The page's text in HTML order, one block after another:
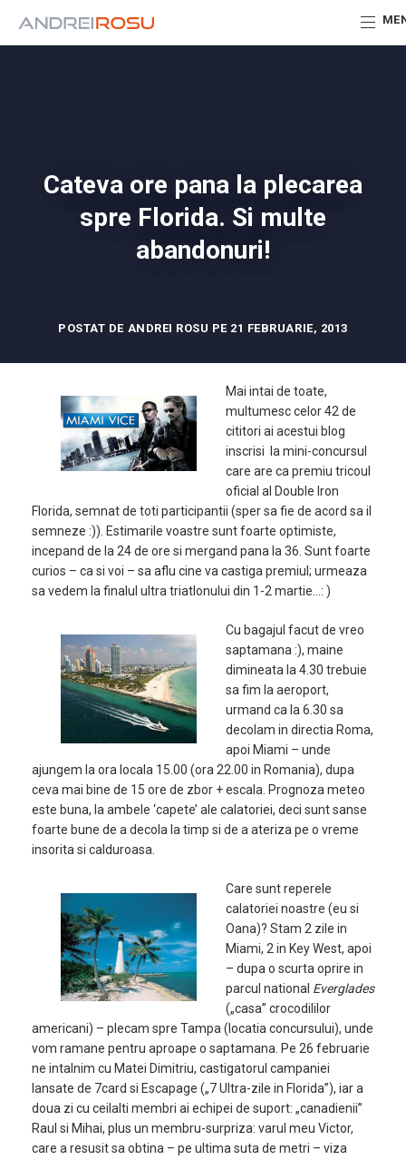
Cateva ore pana la plecarea
spre Florida. Si multe
abandonuri!
POSTAT DE ANDREI ROSU PE 21 FEBRUARIE, 2013
Mai intai de toate,
multumesc celor 42 de
cititori ai acestui blog
inscrisi la mini-concursul
care are ca premiu tricoul
oficial al Double Iron
Florida, semnat de toti participantii (sper sa fie de acord sa il
semneze :)). Estimarile voastre sunt foarte optimiste,
incepand de la 24 de ore si mergand pana la 36. Sunt foarte
curios – ca si voi – sa aflu cine va castiga premiul; urmeaza
sa vedem la finalul ultra triatlonului din 1-2 martie…: )
Cu bagajul facut de vreo
saptamana :), maine
dimineata la 4.30 trebuie
sa fim la aeroport,
urmand ca la 6.30 sa
decolam in directia Roma,
apoi Miami – unde
ajungem la ora locala 15.00 (ora 22.00 in Romania), dupa
ceva mai bine de 15 ore de zbor + escala. Prognoza meteo
este buna, la ambele ‘capete’ ale calatoriei, deci sunt sanse
foarte bune de a decola la timp si de a ateriza pe o vreme
insorita si calduroasa.
Care sunt reperele
calatoriei noastre (eu si
Oana)? Stam 2 zile in
Miami, 2 in Key West, apoi
– dupa o scurta oprire in
parcul national Everglades
(„casa” crocodililor
americani) – plecam spre Tampa (locatia concursului), unde
vom ramane pentru aproape o saptamana. Pe 26 februarie
ne intalnim cu Matei Dimitriu, castigatorul campaniei
lansate de 7card si Escapage („7 Ultra-zile in Florida”), iar a
doua zi cu ceilalti membri ai echipei de suport: „canadienii”
Raul si Mihai, plus un membru-surpriza: varul meu Victor,
care a resusit sa obtina – pe ultima suta de metri – viza